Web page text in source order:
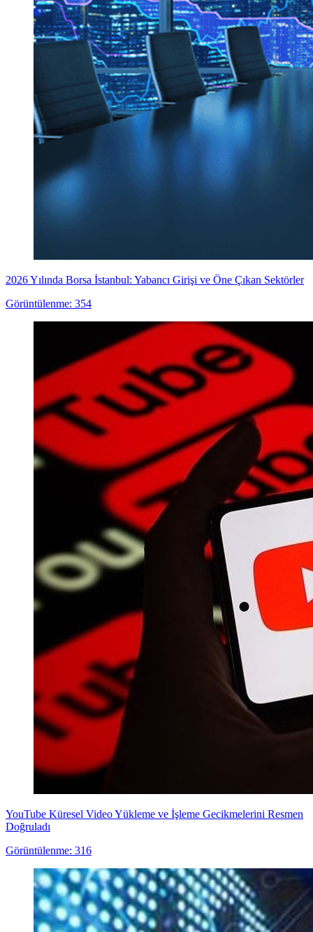
2026 Yılında Borsa İstanbul: Yabancı Girişi ve Öne Çıkan Sektörler
Görüntülenme: 354
YouTube Küresel Video Yükleme ve İşleme Gecikmelerini Resmen
Doğruladı
Görüntülenme: 316